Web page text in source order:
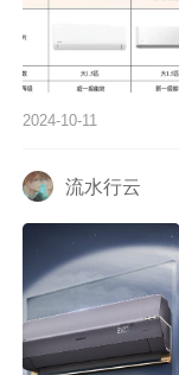
2024-10-11
流水行云